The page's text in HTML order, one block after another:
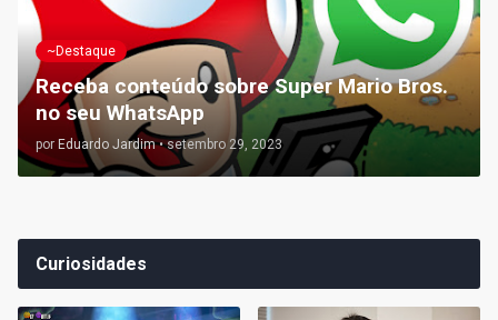
~Destaque
Receba conteúdo sobre Super Mario Bros.
no seu WhatsApp
por Eduardo Jardim • setembro 29, 2023
Curiosidades